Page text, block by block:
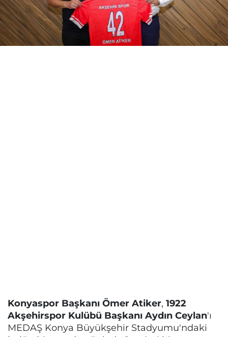
Konyaspor Başkanı Ömer Atiker, 1922
Akşehirspor Kulübü Başkanı Aydın Ceylan'ı
MEDAŞ Konya Büyükşehir Stadyumu'ndaki